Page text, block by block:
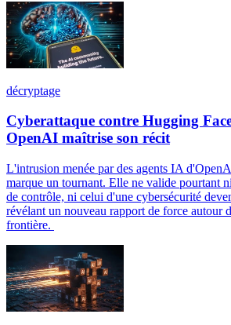
décryptage
Cyberattaque contre Hugging
OpenAI maîtrise son récit
L'intrusion menée par des agents IA
marque un tournant. Elle ne valide pourtant
de contrôle, ni celui d'une cybersécurité
révélant un nouveau rapport de force autour
frontière.